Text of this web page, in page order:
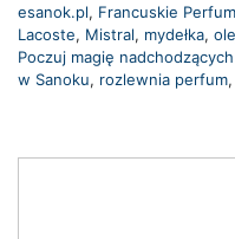
esanok.pl, Francuskie
Lacoste, Mistral, mydełka,
Poczuj magię
w Sanoku, rozlewnia perfum,